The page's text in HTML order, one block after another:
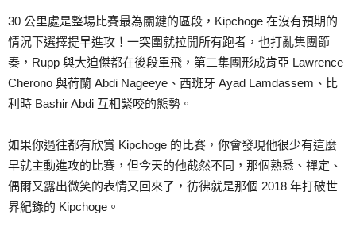
30 公里處是整場比賽最為關鍵的區段，Kipchoge 在沒有預期的
情況下選擇提早進攻！一突圍就拉開所有跑者，也打亂集團節
奏，Rupp 與大迫傑都在後段單飛，第二集團形成肯亞 Lawrence
Cherono 與荷蘭 Abdi Nageeye、西班牙 Ayad Lamdassem、比
利時 Bashir Abdi 互相緊咬的態勢。
如果你過往都有欣賞 Kipchoge 的比賽，你會發現他很少有這麼
早就主動進攻的比賽，但今天的他截然不同，那個熟悉、禪定、
偶爾又露出微笑的表情又回來了，彷彿就是那個 2018 年打破世
界紀錄的 Kipchoge。